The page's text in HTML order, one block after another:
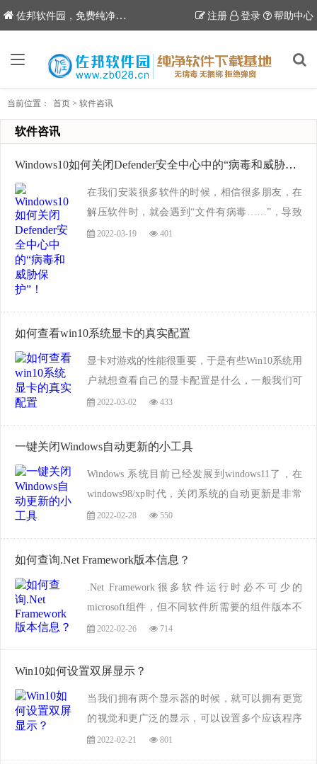
佐邦软件园，免费纯净软件下载站 注册 登录 帮助中心
当前位置： 首页 > 软件咨讯
软件咨讯
​Windows10如何关闭Defender安全中心中的“病毒和威胁保护”！
​在我们安装很多软件的时候，相信很多朋友，在
解压软件时，就会遇到“文件有病毒……”，导致
软件的破解补丁被误删除的问题！从面不能正常
2022-03-19 401
如何查看win10系统显卡的真实配置
显卡对游戏的性能很重要，于是有些Win10系统用
户就想查看自己的显卡配置是什么，一般我们可
以借助第三方工具，比如鲁大师、电脑管家之类
看显卡配置，下面就一起来看看吧。...
2022-03-02 433
一键关闭Windows自动更新的小工具
Windows 系统目前已经发展到windows11了，在
windows98/xp时代，关闭系统的自动更新是非常
容易的，然而经过多代的发展，目前已经不容易
复杂的设置才能关闭，对于小白来说太麻烦，那
2022-02-28 550
如何查询.Net Framework版本信息？
.Net Framework很多软件运行时必不可少的
microsoft组件，但不同软件所需要的组件版本不
一样，那么，我们如何来查询.Net Framework的版
本号信息呢？下面佐邦软件园小编整理出来了一
些方法和版本号比对表供大家参考使用。...
2022-02-26 714
Win10如何设置双屏显示？
当我们拥有两个显示器的时候，就可以拥有更宽
的视觉和更广泛的显示，可以设置多个应该程序
在不同的显示器进行显示，从而更少的切换窗
口，特别适合于设计行业或有多窗口需求的朋
2022-02-21 801